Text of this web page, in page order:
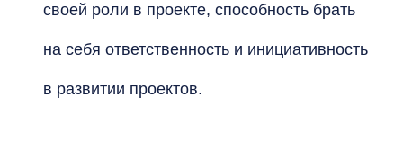
своей роли в проекте, способность брать
на себя ответственность и инициативность
в развитии проектов.